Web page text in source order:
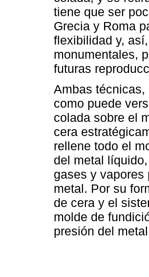
tiene que ser
Grecia y Roma
flexibilidad y,
monumentales,
futuras
Ambas
como puede
colada sobre el
cera
rellene todo el
del metal líquido,
gases y vapores
metal. Por su
de cera y el
molde de
presión del